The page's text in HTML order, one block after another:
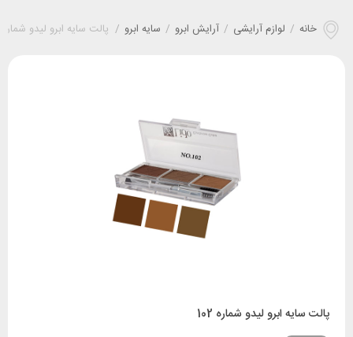
خانه / لوازم آرایشی / آرایش ابرو / سایه ابرو / پالت سایه ابرو لیدو شماره
پالت سایه ابرو لیدو شماره 102